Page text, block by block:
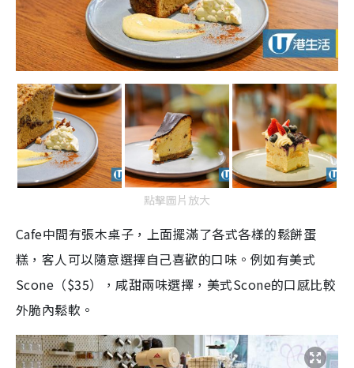
點擊圖片放大
Cafe中間有張木桌子，上面擺滿了各式各樣的鬆餅蛋
糕，客人可以隨意選擇自己喜歡的口味。例如有美式
Scone（$35），咸甜兩味選擇，美式Scone的口感比較
外脆內鬆軟。